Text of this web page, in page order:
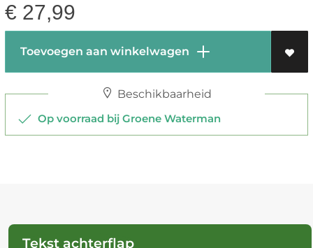
€ 27,99
Toevoegen aan winkelwagen
Beschikbaarheid
Op voorraad bij Groene Waterman
Tekst achterflap